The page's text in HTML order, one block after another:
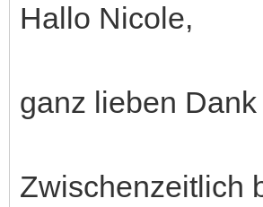
Hallo Nicole,
ganz lieben
Zwischenzeitlich